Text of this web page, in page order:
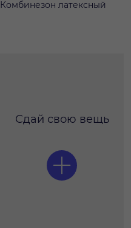
Комбинезон латексный
Сдай свою вещь